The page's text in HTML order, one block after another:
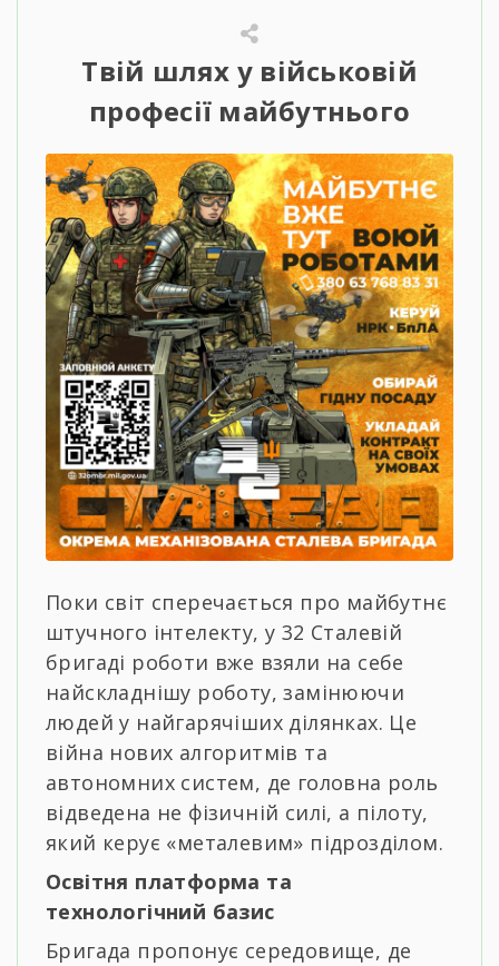
Твій шлях у військовій
професії майбутнього
Поки світ сперечається про майбутнє
штучного інтелекту, у 32 Сталевій
бригаді роботи вже взяли на себе
найскладнішу роботу, замінюючи
людей у найгарячіших ділянках. Це
війна нових алгоритмів та
автономних систем, де головна роль
відведена не фізичній силі, а пілоту,
який керує «металевим» підрозділом.
Освітня платформа та
технологічний базис
Бригада пропонує середовище, де